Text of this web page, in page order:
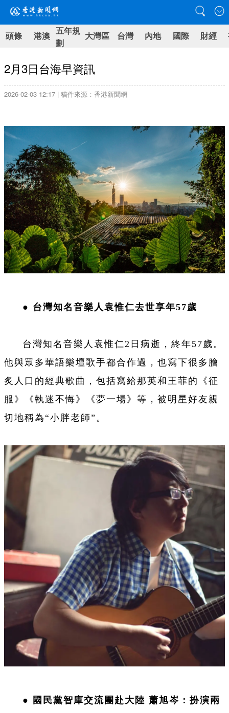
頭條 港澳 五年規
劃
大灣區 台灣 內地 國際 財經
2月3日台海早資訊
2026-02-03 12:17 | 稿件來源：香港新聞網
● 台灣知名音樂人袁惟仁去世享年57歲
台灣知名音樂人袁惟仁2日病逝，終年57歲。
他與眾多華語樂壇歌手都合作過，也寫下很多膾
炙人口的經典歌曲，包括寫給那英和王菲的《征
服》《執迷不悔》《夢一場》等，被明星好友親
切地稱為“小胖老師”。
●
國民黨智庫交流團赴大陸 蕭旭岑：扮演兩